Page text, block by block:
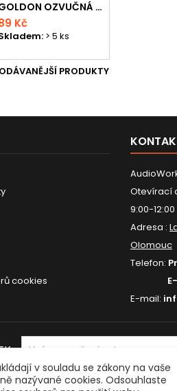
GOLDON OZVUČNÁ DŘÍVKA 15 X 150MM
Kč
> 5 ks
PRODUKTY
cookies
Otevírací
9:00-12:00
Adresa :
Olomouc
Telefon:
E-mail:
v souladu se zákony na vaše
nazývané cookies. Odsouhlaste